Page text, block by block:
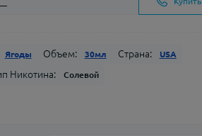
Ягоды Объем: 30мл Страна: USA
Никотина: Солевой